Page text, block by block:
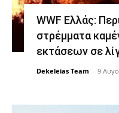
WWF Ελλάς:
στρέμματα
εκτάσεων σε
Dekeleias Team - 9